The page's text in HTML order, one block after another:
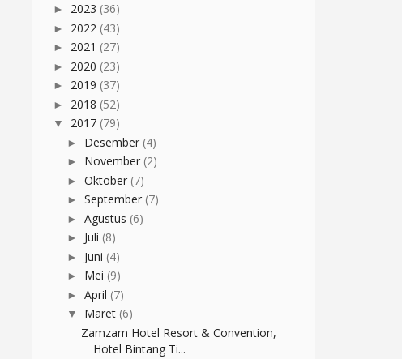
► 2023 (36)
► 2022 (43)
► 2021 (27)
► 2020 (23)
► 2019 (37)
► 2018 (52)
▼ 2017 (79)
► Desember (4)
► November (2)
► Oktober (7)
► September (7)
► Agustus (6)
► Juli (8)
► Juni (4)
► Mei (9)
► April (7)
▼ Maret (6)
Zamzam Hotel Resort & Convention,
Hotel Bintang Ti...